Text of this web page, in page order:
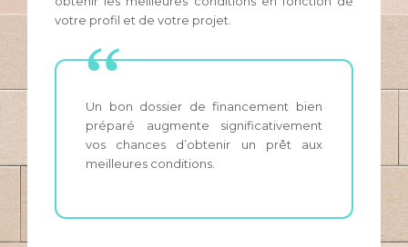
votre profil et de votre projet.
Un bon dossier de financement bien
préparé augmente significativement
vos chances d’obtenir un prêt aux
meilleures conditions.